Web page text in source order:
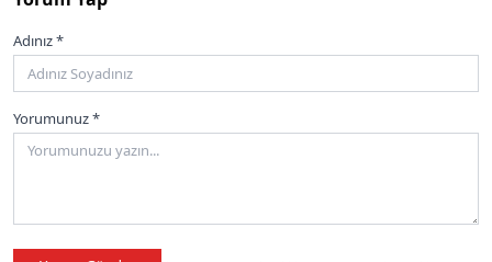
Adınız *
Yorumunuz *